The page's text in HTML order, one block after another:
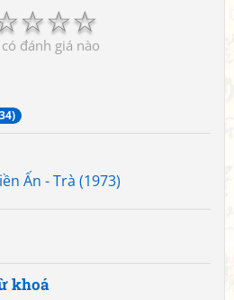
☆
☆
☆
đánh giá nào
Ấn - Trà (1973)
khoá